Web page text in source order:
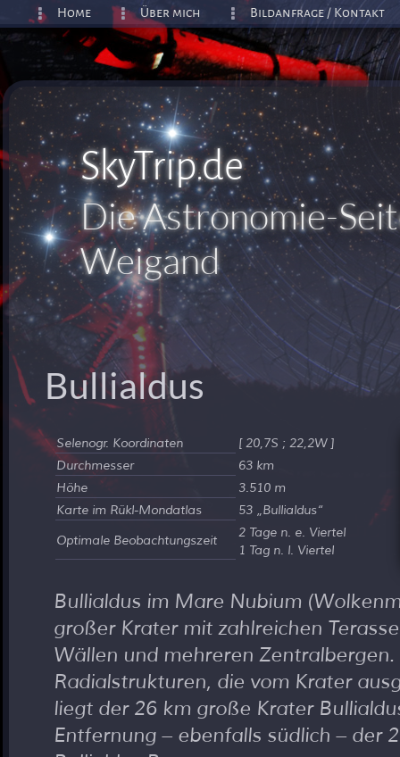
SkyTrip.de
Die Astronomie-
Weigand
Bullialdus
Selenogr. Koordinaten
[ 20,7S ; 22,2W ]
Durchmesser
63 km
Höhe
3.510 m
Karte im Rükl-Mondatlas
53
Bullialdus
Optimale Beobachtungszeit
2 Tage n. e. Viertel
1 Tag n. l. Viertel
Bullialdus im Mare Nubium
großer Krater mit zahlreichen
Wällen und mehreren
Radialstrukturen, die vom Krater
liegt der 26 km große Krater
Entfernung – ebenfalls südlich – der
Home Über mich Bildanfrage / Kontakt